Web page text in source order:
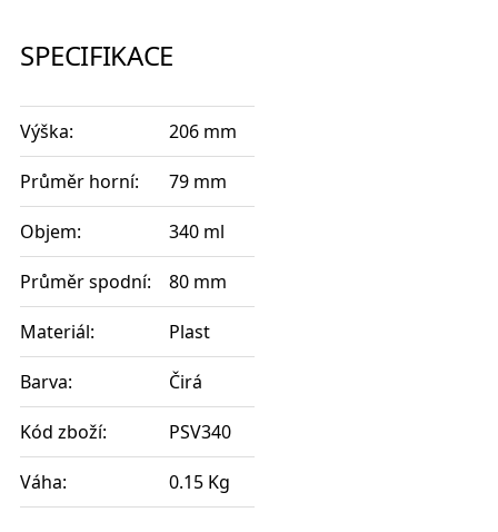
SPECIFIKACE
Výška: 206 mm
Průměr horní: 79 mm
Objem: 340 ml
Průměr spodní: 80 mm
Materiál: Plast
Barva: Čirá
Kód zboží: PSV340
Váha: 0.15 Kg